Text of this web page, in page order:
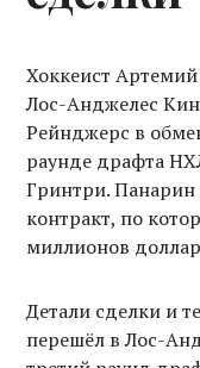
Хоккеист
Лос-Анджелес
Рейнджерс в
раунде драфта
Гринтри. Панарин
контракт, по
миллионов
Детали сделки и
перешёл в Лос-